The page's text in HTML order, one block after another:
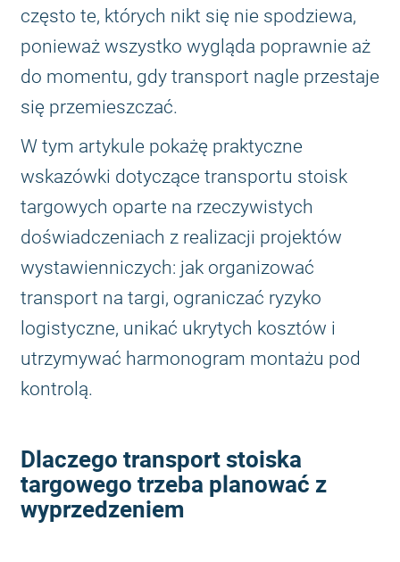
często te, których nikt się nie spodziewa,
ponieważ wszystko wygląda poprawnie aż
do momentu, gdy transport nagle przestaje
się przemieszczać.
W tym artykule pokażę praktyczne
wskazówki dotyczące transportu stoisk
targowych oparte na rzeczywistych
doświadczeniach z realizacji projektów
wystawienniczych: jak organizować
transport na targi, ograniczać ryzyko
logistyczne, unikać ukrytych kosztów i
utrzymywać harmonogram montażu pod
kontrolą.
Dlaczego transport stoiska
targowego trzeba planować z
wyprzedzeniem